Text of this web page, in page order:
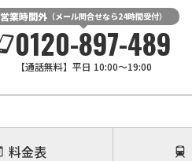
営業時間外 （メール問合せなら24時間受付）
0120-897-489
【通話無料】平日 10:00～19:00
料金表